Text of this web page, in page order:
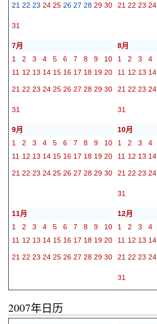
21 22 23 24 25 26 27 28 29 30
31
21 22 23 24
7月
1
2 3 4 5 6 7 8 9
10
11 12 13 14 15 16 17 18 19 20
21 22 23 24 25 26 27 28 29 30
31
8月
1
2 3 4
11 12 13 14
21 22 23 24
31
9月
1
2 3 4 5 6 7 8 9
10
11 12 13 14 15 16 17 18 19 20
21 22 23 24 25 26 27 28 29 30
10月
1
2 3 4
11 12 13 14
21 22 23 24
31
11月
1
2 3 4 5 6 7 8 9
10
11 12 13 14 15 16 17 18 19 20
21 22 23 24 25 26 27 28 29 30
12月
1
2 3 4
11 12 13 14
21 22 23 24
31
2007年日历